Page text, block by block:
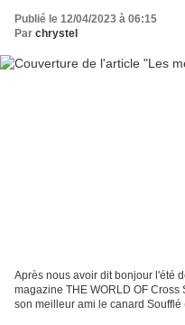
Publié le 12/04/2023 à 06:15
Par chrystel
Après nous avoir dit bonjour l'été
magazine THE WORLD OF
son meilleur ami le canard